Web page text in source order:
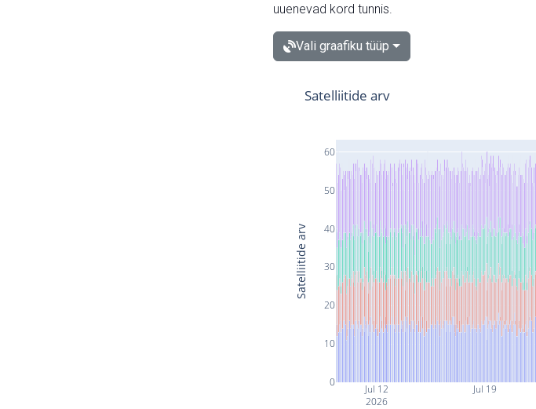
uuenevad kord tunnis.
Vali graafiku tüüp
Jul 12
2026
Jul 19
0
10
20
30
40
50
60
Satelliitide arv
Satelliitide arv